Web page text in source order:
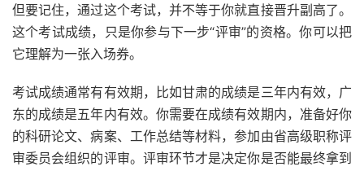
但要记住，通过这个考试，并不等于你就直接晋升副高了。
这个考试成绩，只是你参与下一步“评审”的资格。你可以把
它理解为一张入场券。
考试成绩通常有有效期，比如甘肃的成绩是三年内有效，广
东的成绩是五年内有效。你需要在成绩有效期内，准备好你
的科研论文、病案、工作总结等材料，参加由省高级职称评
审委员会组织的评审。评审环节才是决定你是否能最终拿到